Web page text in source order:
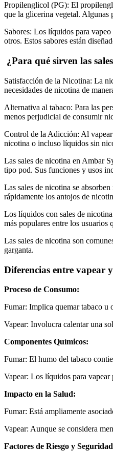
Propilenglicol (PG): El
que la glicerina vegetal. Algunas
Sabores: Los líquidos para vapeo
otros. Estos sabores están
¿Para qué sirven las
Satisfacción de la Nicotina: La
necesidades de nicotina de
Alternativa al tabaco: Para las
menos perjudicial de consumir
Control de la Adicción: Al vapear
nicotina o incluso líquidos sin
Las sales de nicotina en Ambar
tipo pod. Sus funciones y usos
Las sales de nicotina se
rápidamente los antojos de
Los líquidos con sales de
más populares entre los usuarios
Las sales de nicotina son
garganta.
Diferencias entre vapear
Proceso de Consumo:
Fumar: Implica quemar tabaco u
Vapear: Involucra calentar una
Componentes Químicos:
Fumar: El humo del tabaco
Vapear: Los líquidos para
Impacto en la Salud:
Fumar: Está ampliamente
Vapear: Aunque se considera
Factores de Riesgo y